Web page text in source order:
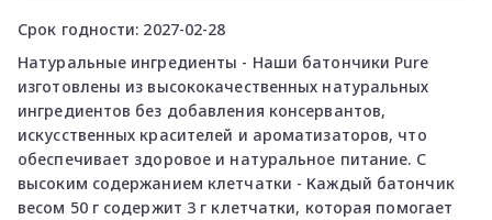
Срок годности: 2027-02-28
Натуральные ингредиенты - Наши батончики Pure
изготовлены из высококачественных натуральных
ингредиентов без добавления консервантов,
искусственных красителей и ароматизаторов, что
обеспечивает здоровое и натуральное питание. С
высоким содержанием клетчатки - Каждый батончик
весом 50 г содержит 3 г клетчатки, которая помогает